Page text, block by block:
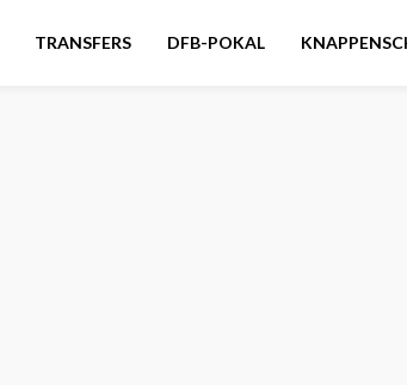
TRANSFERS DFB-POKAL